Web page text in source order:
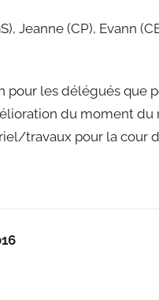
Jeanne (CP), Evann
les délégués que
du moment
travaux pour la cour